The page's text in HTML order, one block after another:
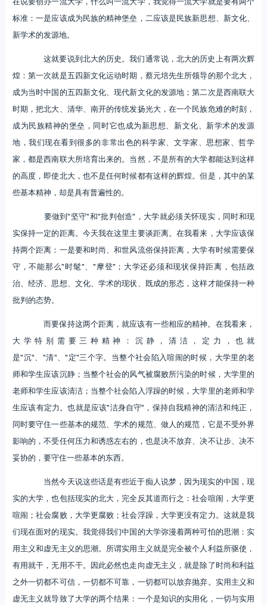
标准：一是应该成为民族的精神堡垒，二应该是民族新思想、新文化、
新学术的发源地。
这就要说到北大的历史。我们通常说，北大的历史上有两次辉
煌：第一次就是五四新文化运动时期，蔡元培先生所领导的那个北大，
成为当时中国的五四新文化、现代新文化的发源地；第二次是西南联大
时期，把北大、清华、南开的传统发扬光大，在一个民族危难的时刻，
成为民族精神的堡垒，同时它也成为新思想、新文化、新学术的发源
地，我们现在看到很多的非常出色的科学家、文学家、思想家、哲学
家，都是西南联大所培育出来的。当然，不是所有的大学都能达到这样
的高度，即使北大，也不是任何时候都有这样的辉煌。但是，其中的某
些基本精神，却是具有普遍性的。
要做到"坚守"和"批判创造"，大学就必须关怀现实，同时和现
实保持一定的距离。今天我在这里主要谈距离。在我看来，大学应该保
持两个距离：一是要和时尚、和世风流俗保持距离，大学有时候需要保
守，不能那么"时髦"、"摩登"；大学还必须和现状保持距离，包括政
治、经济、思想、文化、学术的现状、既成的形态，这样才能保持一种
批判的态势。
而要保持这两个距离，就应该有一些相应的精神。在我看来，
大学特别需要三种精神：沉静，清洁，定力，也就
是"沉"、"清"、"定"三个字。当整个社会陷入喧闹的时候，大学里的老
师和学生应该沉静；当整个社会的风气被腐败所污染的时候，大学里的
老师和学生应该清洁；当整个社会陷入浮躁的时候，大学里的老师和学
生应该有定力。也就是应该"洁身自守"，保持自我精神的清洁和纯正，
同时要守住一些基本的规范、学术的规范、做人的规范，它是不受外界
影响的，不受任何压力和诱惑左右的，也是决不放弃、决不让步、决不
妥协的，要守住一些基本的东西。
当然今天说这些话是有些近于痴人说梦，因为现实的中国，现
实的大学，也包括现实的北大，完全反其道而行之：社会喧闹，大学更
喧闹；社会腐败，大学更腐败；社会浮躁，大学更没有定力。这就是我
们现在面对的现实。我觉得我们中国的大学弥漫着两种可怕的思潮：实
用主义和虚无主义的思潮。所谓实用主义就是完全被个人利益所驱使，
有用就干，无用不干。因此必然也走向虚无主义，就是除了时尚和利益
之外一切都不可信，一切都不可靠，一切都可以放弃抛弃。实用主义和
虚无主义就导致了大学的两个结果：一个是知识的实用化，一切与实用